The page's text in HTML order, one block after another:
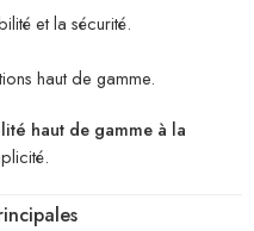
et la sécurité.
haut de gamme.
haut de gamme à la